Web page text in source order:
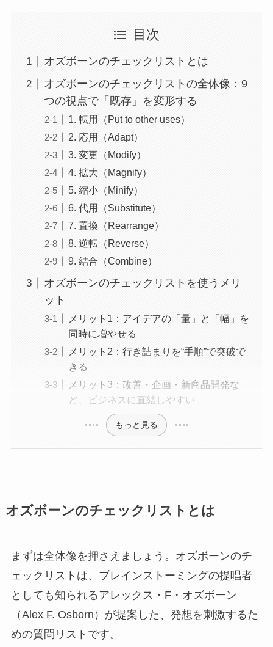
目次
オズボーンのチェックリストとは
オズボーンのチェックリストの全体像：9
つの視点で「既存」を変形する
1. 転用（Put to other uses）
2. 応用（Adapt）
3. 変更（Modify）
4. 拡大（Magnify）
5. 縮小（Minify）
6. 代用（Substitute）
7. 置換（Rearrange）
8. 逆転（Reverse）
9. 結合（Combine）
オズボーンのチェックリストを使うメリ
ット
メリット1：アイデアの「量」と「幅」を
同時に増やせる
メリット2：行き詰まりを“手順”で突破で
きる
メリット3：改善・企画・新商品開発な
ど、ビジネスに直結しやすい
もっと見る
オズボーンのチェックリストとは
まずは全体像を押さえましょう。オズボーンのチ
ェックリストは、ブレインストーミングの提唱者
としても知られるアレックス・F・オズボーン
（Alex F. Osborn）が提案した、発想を刺激するた
めの質問リストです。